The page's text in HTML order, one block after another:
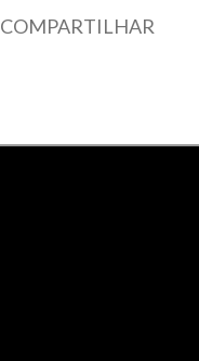
COMPARTILHAR